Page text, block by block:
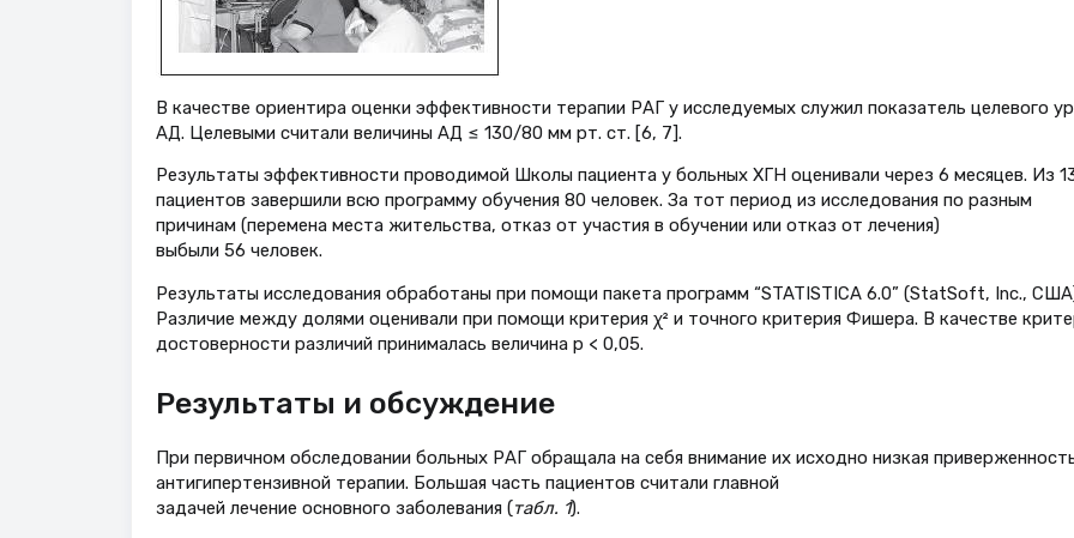
В качестве ориентира оценки эффективности терапии РАГ у исследуемых служил показатель целевого
АД. Целевыми считали величины АД ≤ 130/80 мм рт. ст. [6, 7].
Результаты эффективности проводимой Школы пациента у больных ХГН оценивали через 6 месяцев. Из
пациентов завершили всю программу обучения 80 человек. За тот период из исследования по разным
причинам (перемена места жительства, отказ от участия в обучении или отказ от лечения)
выбыли 56 человек.
Результаты исследования обработаны при помощи пакета программ “STATISTICA 6.0” (StatSoft, Inc.,
Различие между долями оценивали при помощи критерия χ² и точного критерия Фишера. В качестве
достоверности различий принималась величина р < 0,05.
Результаты и обсуждение
При первичном обследовании больных РАГ обращала на себя внимание их исходно низкая
антигипертензивной терапии. Большая часть пациентов считали главной
задачей лечение основного заболевания (табл. 1).